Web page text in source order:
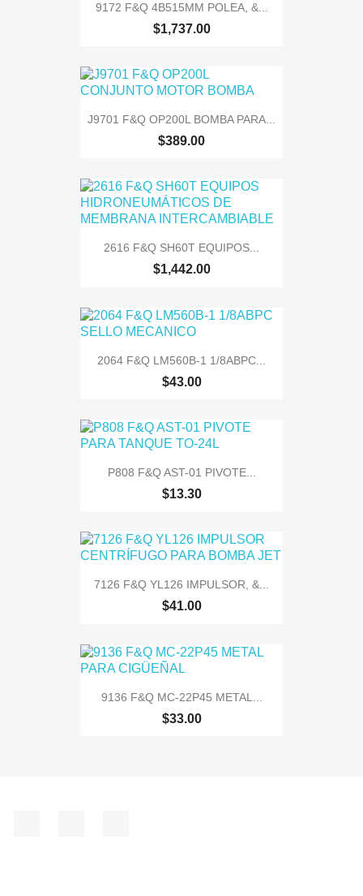
9172 F&Q 4B515MM POLEA, &...
$1,737.00
J9701 F&Q OP200L BOMBA PARA...
$389.00
2616 F&Q SH60T EQUIPOS...
$1,442.00
2064 F&Q LM560B-1 1/8ABPC...
$43.00
P808 F&Q AST-01 PIVOTE...
$13.30
7126 F&Q YL126 IMPULSOR, &...
$41.00
9136 F&Q MC-22P45 METAL...
$33.00